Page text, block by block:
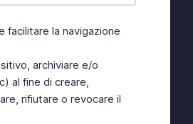
facilitare la navigazione
archiviare e/o
al fine di creare,
rifiutare o revocare il